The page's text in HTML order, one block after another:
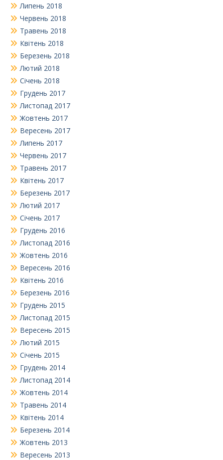
Липень 2018
Червень 2018
Травень 2018
Квітень 2018
Березень 2018
Лютий 2018
Січень 2018
Грудень 2017
Листопад 2017
Жовтень 2017
Вересень 2017
Липень 2017
Червень 2017
Травень 2017
Квітень 2017
Березень 2017
Лютий 2017
Січень 2017
Грудень 2016
Листопад 2016
Жовтень 2016
Вересень 2016
Квітень 2016
Березень 2016
Грудень 2015
Листопад 2015
Вересень 2015
Лютий 2015
Січень 2015
Грудень 2014
Листопад 2014
Жовтень 2014
Травень 2014
Квітень 2014
Березень 2014
Жовтень 2013
Вересень 2013